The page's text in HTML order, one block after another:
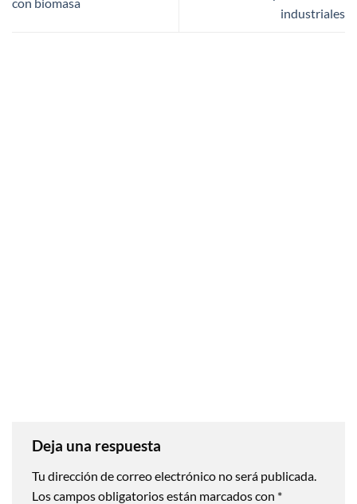
industriales
Deja una respuesta
Tu dirección de correo electrónico no será publicada.
Los campos obligatorios están marcados con *